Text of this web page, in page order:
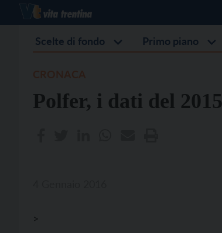
Scelte di fondo Primo piano
Polfer, i dati del 2015
>